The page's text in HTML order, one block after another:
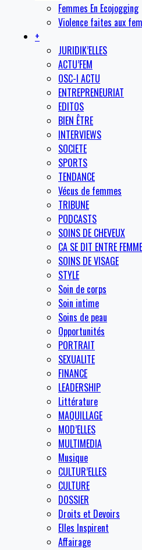
Femmes En Ecojogging
Violence faites aux
+
JURIDIK’ELLES
ACTU’FEM
OSC-I ACTU
ENTREPRENEURIAT
EDITOS
BIEN ÊTRE
INTERVIEWS
SOCIETE
SPORTS
TENDANCE
Vécus de femmes
TRIBUNE
PODCASTS
SOINS DE CHEVEUX
CA SE DIT ENTRE FEMME
SOINS DE VISAGE
STYLE
Soin de corps
Soin intime
Soins de peau
Opportunités
PORTRAIT
SEXUALITE
FINANCE
LEADERSHIP
Littérature
MAQUILLAGE
MOD’ELLES
MULTIMEDIA
Musique
CULTUR’ELLES
CULTURE
DOSSIER
Droits et Devoirs
Elles Inspirent
Affairage